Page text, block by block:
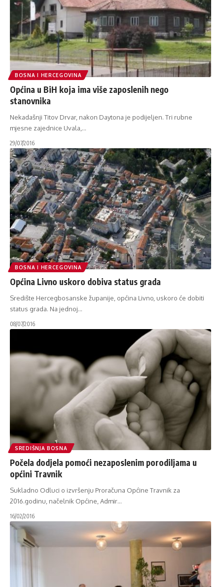
BOSNA I HERCEGOVINA
Općina u BiH koja ima više zaposlenih nego
stanovnika
Nekadašnji Titov Drvar, nakon Daytona je podijeljen. Tri rubne
mjesne zajednice Uvala,…
29/07/2016
BOSNA I HERCEGOVINA
Općina Livno uskoro dobiva status grada
Središte Hercegbosanske županije, općina Livno, uskoro će dobiti
status grada. Na jednoj…
08/07/2016
SREDIŠNJA BOSNA
Počela dodjela pomoći nezaposlenim porodiljama u
općini Travnik
Sukladno Odluci o izvršenju Proračuna Općine Travnik za
2016.godinu, načelnik Općine, Admir…
16/02/2016